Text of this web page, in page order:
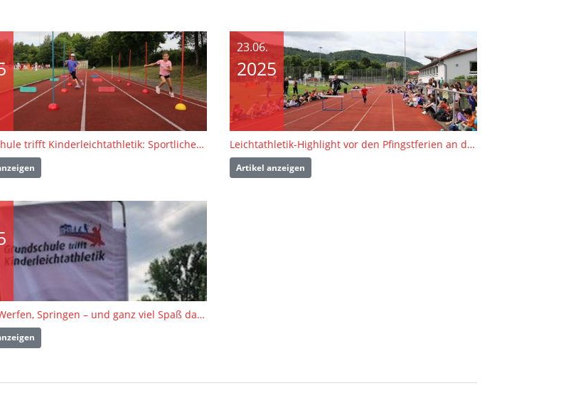
Grundschule trifft Kinderleichtathletik: Sportlicher Auftakt nach den Pfingstferien
23.06.
2025
Leichtathletik-Highlight vor den Pfingstferien an den Grundschulen Geislingen und Heimsheim
Artikel anzeigen
Laufen, Werfen, Springen – und ganz viel Spaß dabei!